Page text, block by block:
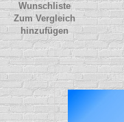
Wunschliste
Zum Vergleich
hinzufügen